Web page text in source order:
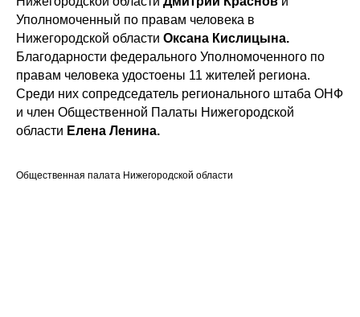
Уполномоченный по правам человека в
Нижегородской области Оксана Кислицына.
Благодарности федерального Уполномоченного по
правам человека удостоены 11 жителей региона.
Среди них сопредседатель регионального штаба ОНФ
и член Общественной Палаты Нижегородской
области Елена Ленина.
Общественная палата Нижегородской области